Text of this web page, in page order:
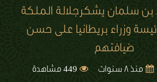
بن سلمان يشكرجلالة الملكة
وزراء بريطانيا على حسن
ضيافتهم
منذ 8 سنوات 449 مشاهدة